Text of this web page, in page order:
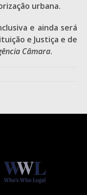
urbana.
e ainda será
e Justiça e de
Câmara.